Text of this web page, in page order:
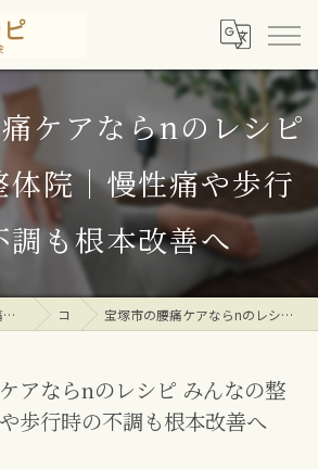
ケアならnのレシピ
体院｜慢性痛や歩行
調も根本改善へ
兵庫県宝塚市の腰痛専門整体院ならｎのレシピみんなの整体院 コラム 宝塚市の腰痛ケアならnのレシピ みんなの整体院｜慢性痛や歩行時の不調も根本改善へ
アならnのレシピ みんなの整
歩行時の不調も根本改善へ